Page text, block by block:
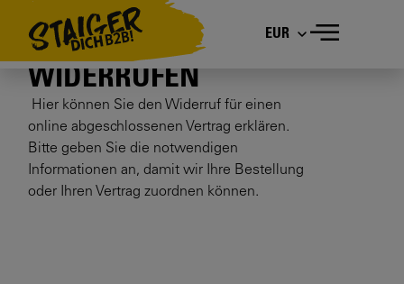
EUR
VERTRAG
WIDERRUFEN
Hier können Sie den Widerruf für einen
online abgeschlossenen Vertrag erklären.
Bitte geben Sie die notwendigen
Informationen an, damit wir Ihre Bestellung
oder Ihren Vertrag zuordnen können.